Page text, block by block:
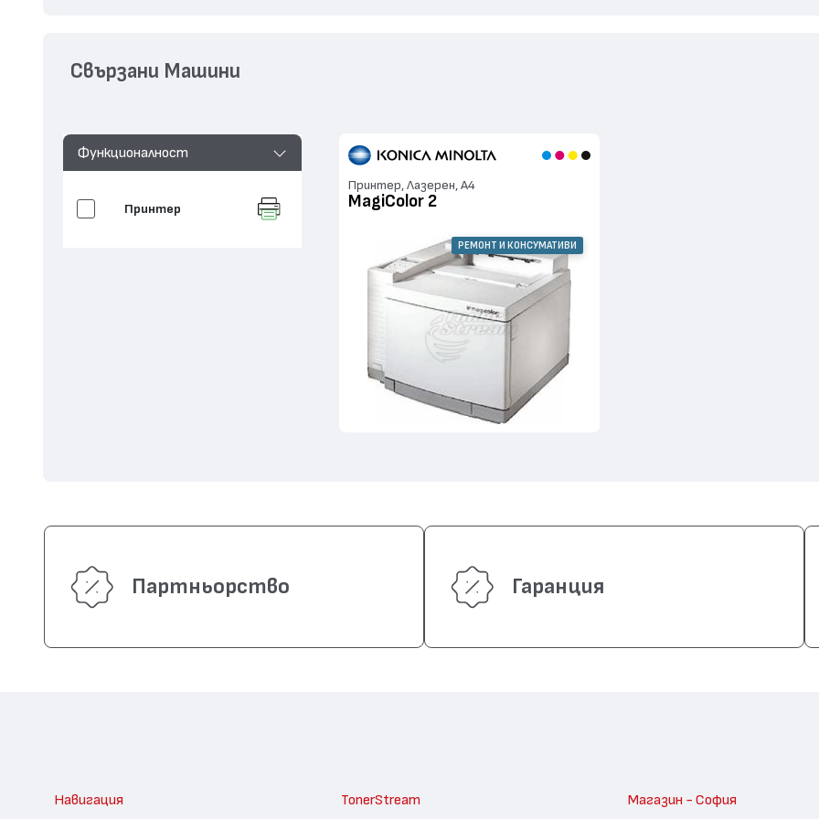
Функционалност
Принтер
Принтер, Лазерен, А4
MagiColor 2
РЕМОНТ И КОНСУМАТИВИ
Свързани Машини
Партньорство Гаранция
Навигация TonerStream Магазин - София